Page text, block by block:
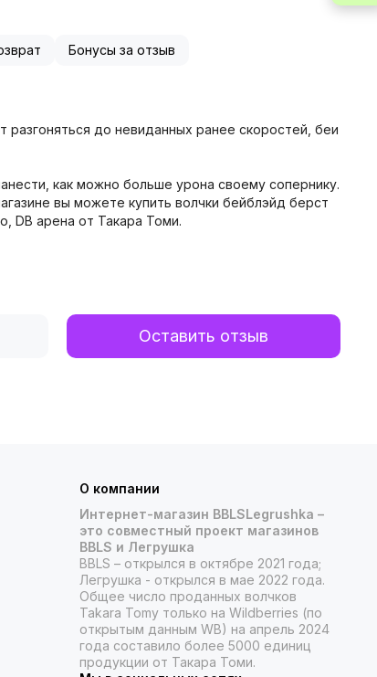
Бонусы за отзыв
разгоняться до невиданных ранее скоростей, беи
как можно больше урона своему сопернику.
вы можете купить волчки бейблэйд берст
DB арена от Такара Томи.
Оставить отзыв
О компании
Интернет-магазин BBLSLegrushka –
это совместный проект магазинов
BBLS и Легрушка
BBLS – открылся в октябре 2021 года;
Легрушка - открылся в мае 2022 года.
Общее число проданных волчков
Takara Tomy только на Wildberries (по
открытым данным WB) на апрель 2024
года составило более 5000 единиц
продукции от Такара Томи.